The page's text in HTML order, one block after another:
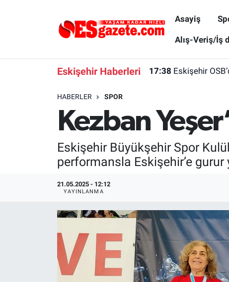
Asayiş
Alış-Veriş/İş
Eskişehir Haberleri 17:38 Eskişehir
HABERLER SPOR
Kezban
Eskişehir Büyükşehir Spor
performansla Eskişehir’e gurur
21.05.2025 - 12:12
YAYINLANMA
Alış-Veriş/İş dünyası
Eskişehirspor Arşivi
Röportaj
Ekonomi
Kültür Sanat
Eskişehir Nöbetçi Eczaneler
Süper Lig Puan Durumu ve Fikstür
Son Dakika Haberleri
Haber Arşivi